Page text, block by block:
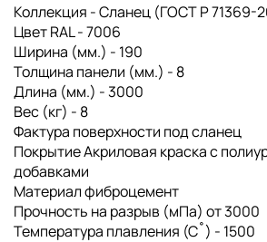
Коллекция - Сланец (ГОСТ Р 71369-
Цвет RAL - 7006
Ширина (мм.) - 190
Толщина панели (мм.) - 8
Длина (мм.) - 3000
Вес (кг) - 8
Фактура поверхности под сланец
Покрытие Акриловая краска с
добавками
Материал фиброцемент
Прочность на разрыв (мПа) от 3000
Температура плавления (С˚) - 1500